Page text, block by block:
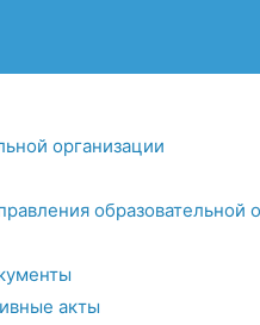
организации
образовательной
акты